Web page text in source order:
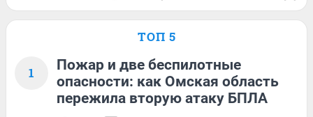
ТОП 5
1
Пожар и две беспилотные
опасности: как Омская область
пережила вторую атаку БПЛА